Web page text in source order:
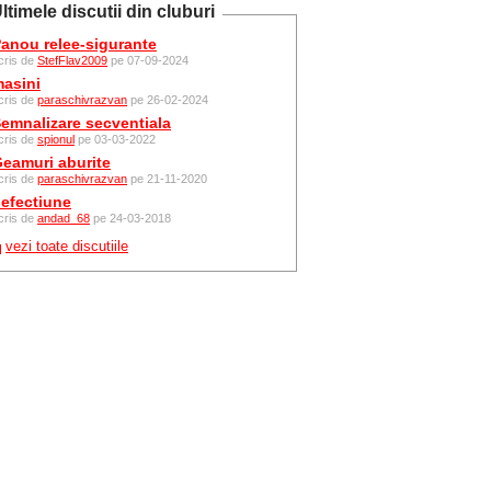
discutii din cluburi
relee-sigurante
de StefFlav2009 pe 07-09-2024
de paraschivrazvan pe 26-02-2024
secventiala
de spionul pe 03-03-2022
aburite
de paraschivrazvan pe 21-11-2020
de andad_68 pe 24-03-2018
vezi toate discutiile